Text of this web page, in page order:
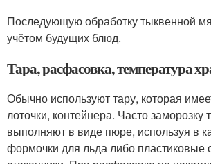
Последующую обработку тыквенной
учётом будущих блюд.
Тара, расфасовка, температура
Обычно используют тару, которая
лоточки, контейнера. Часто заморозку
выполняют в виде пюре, используя в
формочки для льда либо пластиковые